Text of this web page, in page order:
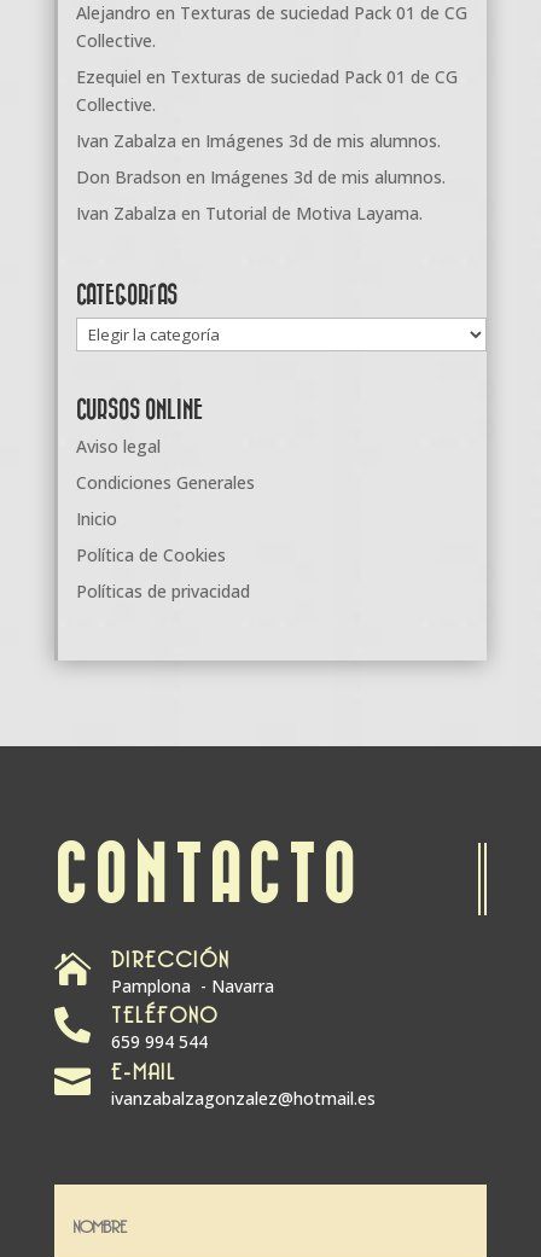
Alejandro en Texturas de suciedad Pack 01 de CG
Collective.
Ezequiel en Texturas de suciedad Pack 01 de CG
Collective.
Ivan Zabalza en Imágenes 3d de mis alumnos.
Don Bradson en Imágenes 3d de mis alumnos.
Ivan Zabalza en Tutorial de Motiva Layama.
CATEGORÍAS
Categorías
CURSOS ONLINE
Aviso legal
Condiciones Generales
Inicio
Política de Cookies
Políticas de privacidad
CONTACTO
 DIRECCIÓN
Pamplona - Navarra
 TELÉFONO
659 994 544
 E-MAIL
ivanzabalzagonzalez@hotmail.es